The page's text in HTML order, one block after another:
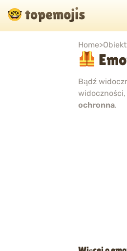
Home>
Bądź
ochronna.